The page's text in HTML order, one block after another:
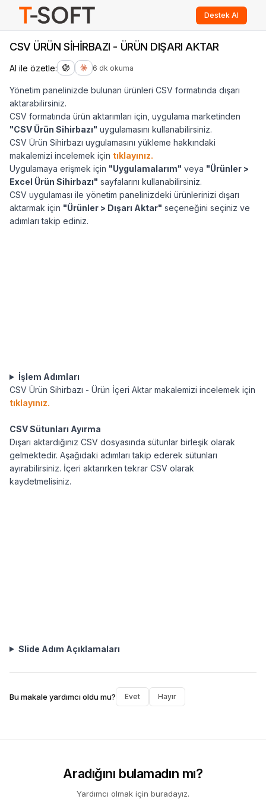
Destek Al
CSV ÜRÜN SİHİRBAZI - ÜRÜN DIŞARI AKTAR
AI ile özetle: 6 dk okuma
Yönetim panelinizde bulunan ürünleri CSV formatında dışarı
aktarabilirsiniz.
CSV formatında ürün aktarımları için, uygulama marketinden
"CSV Ürün Sihirbazı" uygulamasını kullanabilirsiniz.
CSV Ürün Sihirbazı uygulamasını yükleme hakkındaki
makalemizi incelemek için tıklayınız.
Uygulamaya erişmek için "Uygulamalarım" veya "Ürünler >
Excel Ürün Sihirbazı" sayfalarını kullanabilirsiniz.
CSV uygulaması ile yönetim panelinizdeki ürünlerinizi dışarı
aktarmak için "Ürünler > Dışarı Aktar" seçeneğini seçiniz ve
adımları takip ediniz.
İşlem Adımları
CSV Ürün Sihirbazı - Ürün İçeri Aktar makalemizi incelemek için
tıklayınız.
CSV Sütunları Ayırma
Dışarı aktardığınız CSV dosyasında sütunlar birleşik olarak
gelmektedir. Aşağıdaki adımları takip ederek sütunları
ayırabilirsiniz. İçeri aktarırken tekrar CSV olarak
kaydetmelisiniz.
Slide Adım Açıklamaları
Bu makale yardımcı oldu mu? Evet Hayır
Aradığını bulamadın mı?
Yardımcı olmak için buradayız.